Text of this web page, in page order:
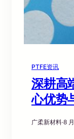
PTFE资讯
深耕高
心优势
广柔新材料·8